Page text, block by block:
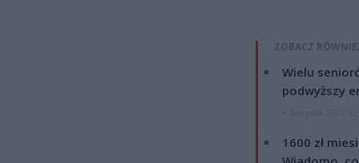
ZOBACZ
Wielu
podwyższy
1600 zł